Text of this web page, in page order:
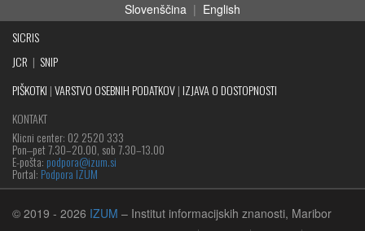
Slovenščina | English
SICRIS
JCR | SNIP
PIŠKOTKI |VARSTVO OSEBNIH PODATKOV| IZJAVA O DOSTOPNOSTI
KONTAKT
Klicni center: 02 2520 333
Pon‒pet 7.30–20.00, sob 7.30–13.00
E-pošta: podpora@izum.si
Portal: Podpora IZUM
© 2019 - 2026 IZUM – Institut informacijskih znanosti, Maribor